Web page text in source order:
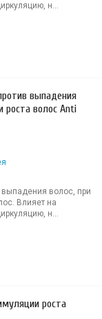
н...
выпадения
роста волос Anti
выпадения волос, при
Влияет на
н...
роста